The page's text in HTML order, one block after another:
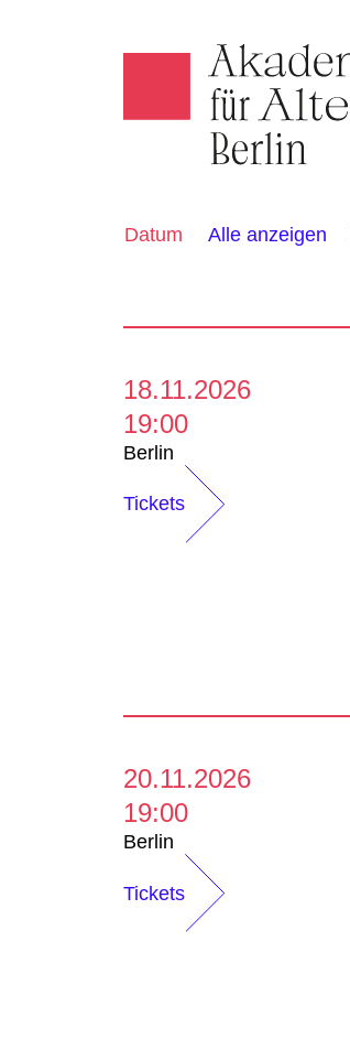
Akamus
K
l
e
n
d
Datum Alle anzeigen
18.11.2026
19:00
Berlin
Tickets
20.11.2026
19:00
Berlin
Tickets